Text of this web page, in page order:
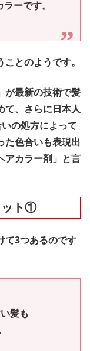
ーです。
ことのようです。
が最新の技術で髪
て、さらに 日本人
の処方によって
た色合いも表現出
アカラー剤 」と言
ット①
て3つあるのです
髪も